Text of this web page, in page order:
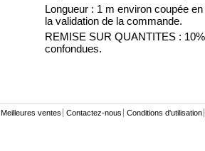
Longueur : 1 m environ coupée
la validation de la commande.
REMISE SUR QUANTITES :
confondues.
Meilleures ventes Contactez-nous Conditions d'utilisation